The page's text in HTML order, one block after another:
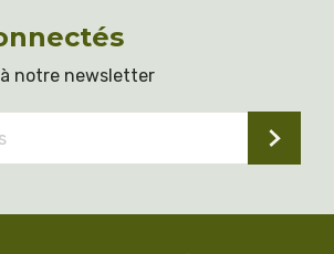
notre newsletter